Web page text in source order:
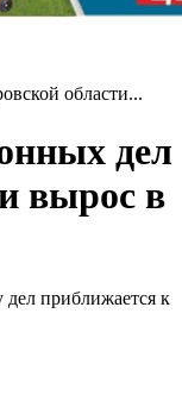
области...
дел
вырос в
приближается к